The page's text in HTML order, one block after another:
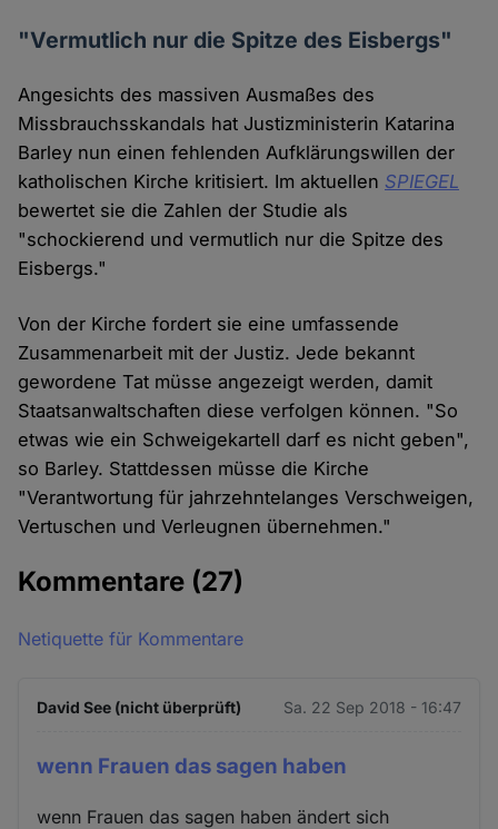
"Vermutlich nur die Spitze des Eisbergs"
Angesichts des massiven Ausmaßes des
Missbrauchsskandals hat Justizministerin Katarina
Barley nun einen fehlenden Aufklärungswillen der
katholischen Kirche kritisiert. Im aktuellen SPIEGEL
bewertet sie die Zahlen der Studie als
"schockierend und vermutlich nur die Spitze des
Eisbergs."
Von der Kirche fordert sie eine umfassende
Zusammenarbeit mit der Justiz. Jede bekannt
gewordene Tat müsse angezeigt werden, damit
Staatsanwaltschaften diese verfolgen können. "So
etwas wie ein Schweigekartell darf es nicht geben",
so Barley. Stattdessen müsse die Kirche
"Verantwortung für jahrzehntelanges Verschweigen,
Vertuschen und Verleugnen übernehmen."
Kommentare (27)
Netiquette für Kommentare
David See (nicht überprüft) Sa. 22 Sep 2018 - 16:47
wenn Frauen das sagen haben
wenn Frauen das sagen haben ändert sich